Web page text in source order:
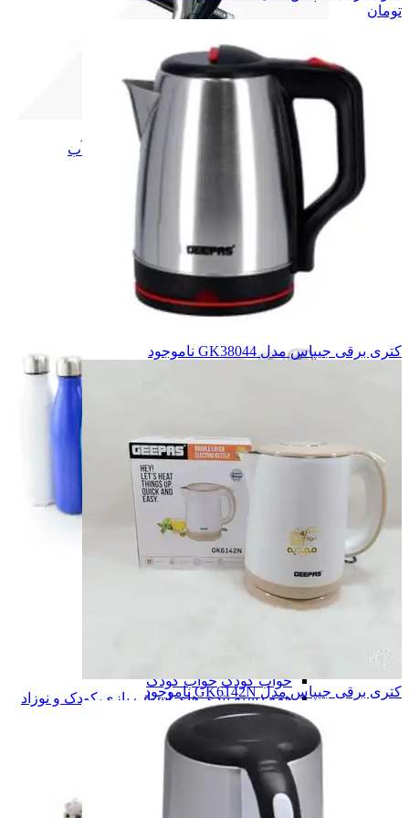
زیبایی و سلامت
زیبایی و سلامت
قمقمه و بطری آب
قمقمه و بطری آب
اسکوتر برقی
اسکوتر برقی
نور و روشنایی
نور و روشنایی
چراغ قوه
پنکه شارژی
یخچال ماشین
کافی خوری کافی خوری
همه دسته بندی های ورزش و سفر
ورزش و سفر
خواب کودک خواب کودک
همه دسته بندی های اسباب بازی،کودک و نوزاد
تومان
کتری برقی جیپاس مدل GK38044 ناموجود
کتری برقی جیپاس مدل GK6142N ناموجود